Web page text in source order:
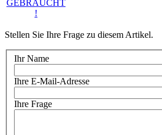
Stellen Sie Ihre Frage zu diesem Artikel.
Ihr Name
Ihre E-Mail-Adresse
Ihre Frage